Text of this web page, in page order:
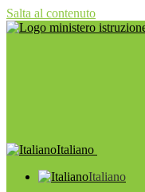
Salta al contenuto
Italiano
Italiano